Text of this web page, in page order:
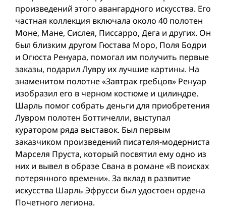
произведений этого авангардного искусства. Его
частная коллекция включала около 40 полотен
Моне, Мане, Сислея, Писсарро, Дега и других. Он
был близким другом Гюстава Моро, Поля Бодри
и Огюста Ренуара, помогал им получить первые
заказы, подарил Лувру их лучшие картины. На
знаменитом полотне «Завтрак гребцов» Ренуар
изобразил его в черном костюме и цилиндре.
Шарль помог собрать деньги для приобретения
Лувром полотен Боттичелли, выступал
куратором ряда выставок. Был первым
заказчиком произведений писателя-модерниста
Марселя Пруста, который посвятил ему одно из
них и вывел в образе Свана в романе «В поисках
потерянного времени». За вклад в развитие
искусства Шарль Эфрусси был удостоен ордена
Почетного легиона.